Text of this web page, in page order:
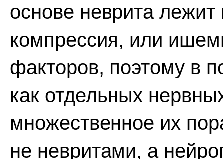
основе неврита
компрессия, или
факторов, поэтому в
как отдельных
множественное их
не невритами, а